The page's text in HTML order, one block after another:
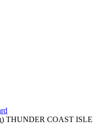
THUNDER COAST ISLE